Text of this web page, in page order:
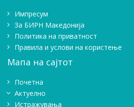
Импресум
Зa БИРН Македонија
Политика на приватност
Правила и услови на користење
Мапа на сајтот
Почетна
Актуелно
Истражувањa